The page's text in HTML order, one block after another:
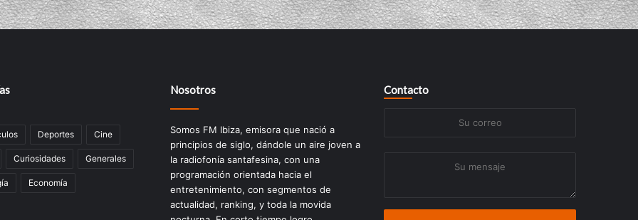
Deportes Cine
Curiosidades Generales
Economía
Nosotros
Somos FM Ibiza, emisora que nació a
principios de siglo, dándole un aire joven a
la radiofonía santafesina, con una
programación orientada hacia el
entretenimiento, con segmentos de
actualidad, ranking, y toda la movida
Contacto